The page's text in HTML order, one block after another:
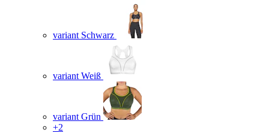
variant Schwarz
variant Weiß
variant Grün
+2